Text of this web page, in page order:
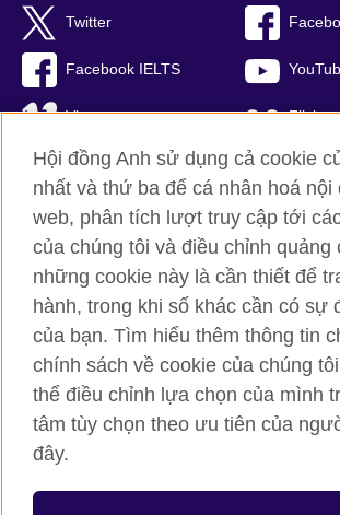
Twitter
Facebook IELTS
Vimeo Flickr
RSS TikTok
Hội đồng Anh toàn cầu
Bảo mật thông tin và quy định sử dụng
Cookie
Sơ đồ trang
© 2026 British Council
British Council (Viet Nam) LLC (
(0)24 37281920; email:
Hội đồng Anh sử dụng cả cookie
nhất và thứ ba để cá nhân hoá nội
web, phân tích lượt truy cập tới
của chúng tôi và điều chỉnh quảng
những cookie này là cần thiết để
hành, trong khi số khác cần có sự
của bạn. Tìm hiểu thêm thông tin
chính sách về cookie của chúng
thể điều chỉnh lựa chọn của mình
tâm tùy chọn theo ưu tiên của
đây.